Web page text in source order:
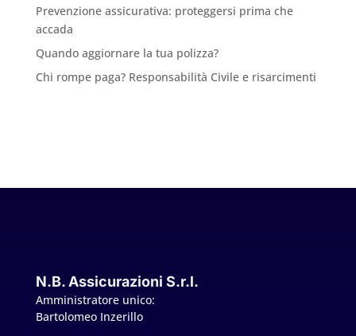
Prevenzione assicurativa: proteggersi prima che
accada
Quando aggiornare la tua polizza?
Chi rompe paga? Responsabilità Civile e risarcimenti
N.B. Assicurazioni S.r.l.
Amministratore unico:
Bartolomeo Inzerillo